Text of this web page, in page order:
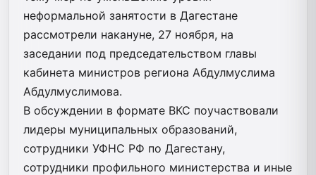
неформальной занятости в Дагестане
рассмотрели накануне, 27 ноября, на
заседании под председательством главы
кабинета министров региона Абдулмуслима
Абдулмуслимова.
В обсуждении в формате ВКС поучаствовали
лидеры муниципальных образований,
сотрудники УФНС РФ по Дагестану,
сотрудники профильного министерства и иные